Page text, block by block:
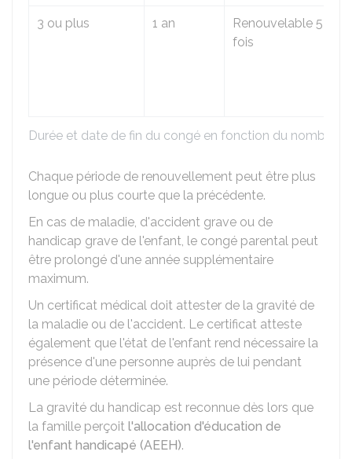
Durée et date de fin du congé en fonction du nombre
3 ou plus 1 an
Renouvelable 5
fois
Chaque période de renouvellement peut être plus
longue ou plus courte que la précédente.
En cas de maladie, d'accident grave ou de
handicap grave de l'enfant, le congé parental peut
être prolongé d'une année supplémentaire
maximum.
Un certificat médical doit attester de la gravité de
la maladie ou de l'accident. Le certificat atteste
également que l'état de l'enfant rend nécessaire la
présence d'une personne auprès de lui pendant
une période déterminée.
La gravité du handicap est reconnue dès lors que
la famille perçoit l'allocation d'éducation de
l'enfant handicapé (AEEH).